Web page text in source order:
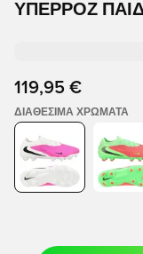
ΥΠΕΡΡΟΖ
119,95 €
ΔΙΑΘΈΣΙΜΑ ΧΡΏΜΑΤΑ